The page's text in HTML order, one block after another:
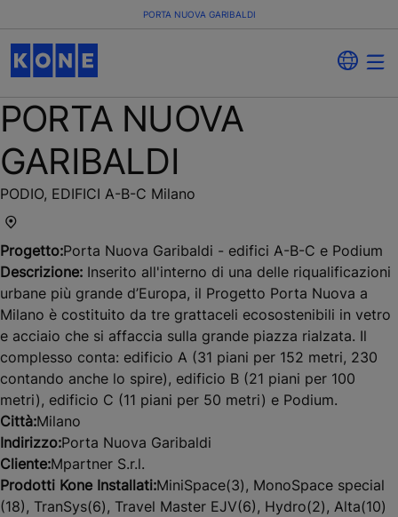
PORTA NUOVA GARIBALDI
PORTA NUOVA
GARIBALDI
PODIO, EDIFICI A-B-C Milano
Progetto:Porta Nuova Garibaldi - edifici A-B-C e Podium
Descrizione: Inserito all'interno di una delle riqualificazioni
urbane più grande d’Europa, il Progetto Porta Nuova a
Milano è costituito da tre grattaceli ecosostenibili in vetro
e acciaio che si affaccia sulla grande piazza rialzata. Il
complesso conta: edificio A (31 piani per 152 metri, 230
contando anche lo spire), edificio B (21 piani per 100
metri), edificio C (11 piani per 50 metri) e Podium.
Città:Milano
Indirizzo:Porta Nuova Garibaldi
Cliente:Mpartner S.r.l.
Prodotti Kone Installati:MiniSpace(3), MonoSpace special
(18), TranSys(6), Travel Master EJV(6), Hydro(2), Alta(10)